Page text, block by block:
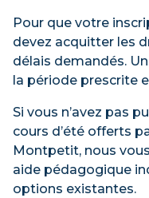
Pour que votre
devez acquitter les
délais demandés.
la période prescrite
Si vous n’avez pas
cours d’été offerts
Montpetit, nous
aide pédagogique
options existantes.